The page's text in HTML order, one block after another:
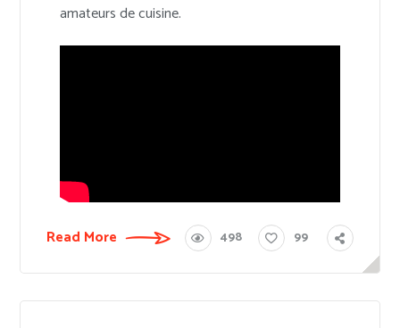
amateurs de cuisine.
Read More 498 99